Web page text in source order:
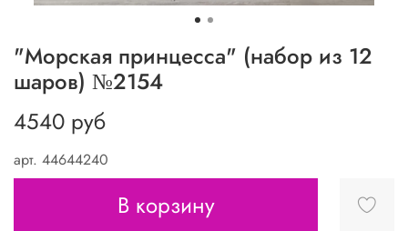
арт. 44644240
"Морская принцесса" (набор из 12
шаров) №2154
4540 руб
В корзину